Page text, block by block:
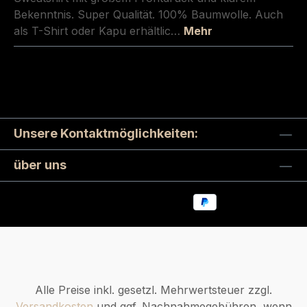
Bekenntnis. Super Qualität. 100% Baumwolle. Auch
als T-Shirt oder Kapu erhältlic… Mehr
Unsere Kontaktmöglichkeiten:
über uns
Alle Preise inkl. gesetzl. Mehrwertsteuer zzgl.